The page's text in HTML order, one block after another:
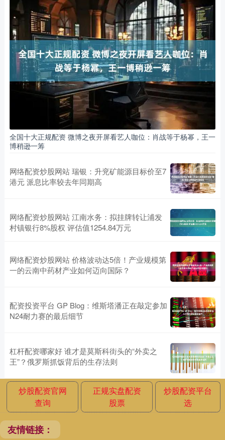
全国十大正规配资 微博之夜开屏看艺人咖位：肖战等于杨幂，王一
博稍逊一筹
网络配资炒股网站 瑞银：升兖矿能源目标价至7
港元 派息比率较去年同期高
网络配资炒股网站 江南水务：拟挂牌转让浦发
村镇银行8%股权 评估值1254.84万元
网络配资炒股网站 价格波动达5倍！产业规模第
一的云南中药材产业如何迈向国际？
配资投资平台 GP Blog：维斯塔潘正在敲定参加
N24耐力赛的最后细节
杠杆配资哪家好 谁才是莫斯科街头的“外卖之
王”？俄罗斯抓饭背后的生存法则
炒股配资官网
查询
正规实盘配资
股票
炒股配资平台
选
友情链接：